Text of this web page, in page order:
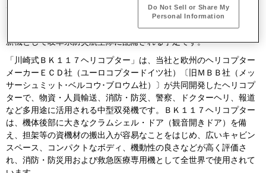
川崎重工は、岐阜県より最新鋭の「川崎式ＢＫ１１７Ｃ－２型ヘリ
コプター」を受注しました。本件は、「Ｃ－２型」の消防・防災ヘ
リコプターとしては８機目の受注で、既存の防災ヘリコプターの更
新機として岐阜県防災航空隊に配備される予定です。
「川崎式ＢＫ１１７ヘリコプター」は、当社と欧州のヘリコプター
メーカーＥＣＤ社（ユーロコプタードイツ社）〔旧ＭＢＢ社（メッ
サーシュミット･ベルコウ･ブロウム社）〕が共同開発したヘリコプ
ターで、物資・人員輸送、消防・防災、警察、ドクターヘリ、報道
など多用途に活用される中型双発機です。ＢＫ１１７ヘリコプター
は、機体後部に大きなクラムシェル・ドア（観音開きドア）を備
え、担架等の資機材の搬出入が容易なことをはじめ、広いキャビン
スペース、コンパクトなボディ、機動性の良さなどが高く評価さ
れ、消防・防災用および救急医療専用機として全世界で使用されて
Do Not Sell or Share My
Personal Information